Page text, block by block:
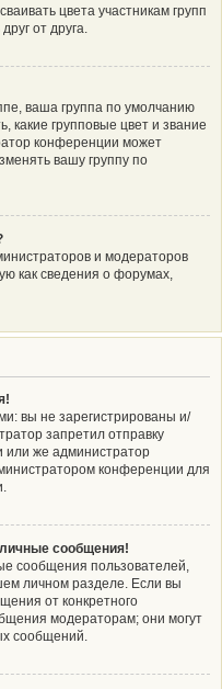
цвета участникам групп
от друга.
ваша группа по умолчанию
какие групповые цвет и звание
конференции может
вашу группу по
и модераторов
как сведения о форумах,
вы не зарегистрированы и/
запретил отправку
или же администратор
конференции для
сообщения!
сообщения пользователей,
личном разделе. Если вы
от конкретного
модераторам; они могут
сообщений.